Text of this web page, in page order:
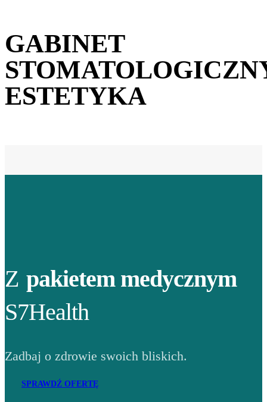
GABINET
ESTETYKA
Z pakietem medycznym
S7Health
Zadbaj o zdrowie swoich bliskich.
SPRAWDŹ OFERTĘ